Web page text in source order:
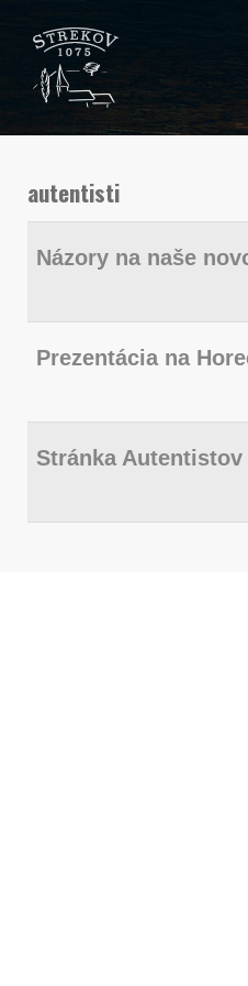
autentisti
Názory na naše
Prezentácia na
Stránka Autentistov